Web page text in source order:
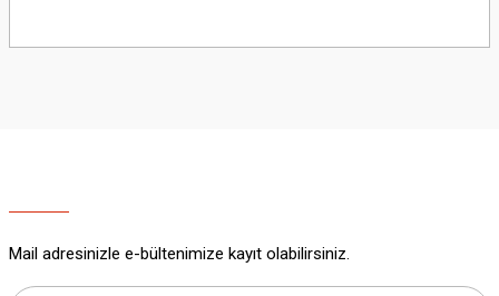
yetersiz gördüğünüz noktaları öneri formunu kullanarak tarafımıza
Bu ürüne benzer farklı alternatifler olmalı.
Mail adresinizle e-bültenimize kayıt olabilirsiniz.